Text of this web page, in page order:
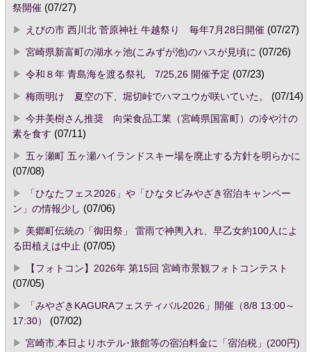
祭開催(07/27)
えびの市 西川北 菅原神社 牛越祭り 毎年7月28日開催(07/27)
宮崎県新富町の湖水ヶ池(こみずが池)のハスが見頃に (07/26)
令和８年 青島海を渡る祭礼 7/25,26 開催予定 (07/23)
梅雨明け 夏空の下、堀切峠でハマユウが咲いていた。
(07/14)
今井美樹さん推奨 向栄食品工業（宮崎県国富町）の冷や汁の
素を食す (07/11)
五ヶ瀬町 五ヶ瀬ハイランドスキー場を廃止する方針を明らかに
(07/08)
「ひなたフェス2026」や「ひなタビみやざき宿泊キャンペー
ン」の情報少し (07/06)
美郷町伝統の「御田祭」 雷雨で神輿入れ、早乙女約100人によ
る田植えは中止 (07/05)
【フォトコン】2026年 第15回 宮崎市景観フォトコンテスト
(07/05)
「みやざきKAGURAフェスティバル2026」開催（8/8 13:00～
17:30）
(07/02)
宮崎市,本日よりホテル･旅館等の宿泊料金に「宿泊税」(200円)